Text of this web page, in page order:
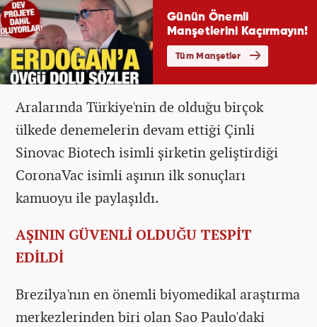
Aralarında Türkiye'nin de olduğu birçok
ülkede denemelerin devam ettiği Çinli
Sinovac Biotech isimli şirketin geliştirdiği
CoronaVac isimli aşının ilk sonuçları
kamuoyu ile paylaşıldı.
AŞININ GÜVENLİ OLDUĞU TESPİT
EDİLDİ
Brezilya'nın en önemli biyomedikal araştırma
merkezlerinden biri olan Sao Paulo'daki